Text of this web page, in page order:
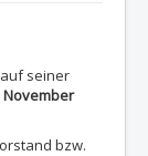
seiner
November
bzw.